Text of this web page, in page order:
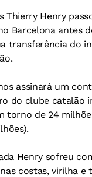
Thierry Henry
Barcelona antes
transferência do
assinará um
do clube catalão
torno de 24
Henry sofreu
costas, virilha e